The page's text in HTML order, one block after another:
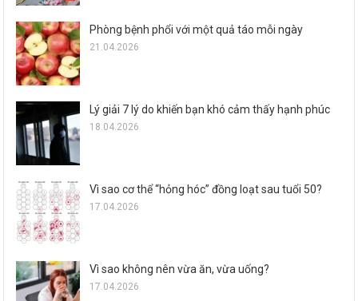
Phòng bệnh phổi với một quả táo mỗi ngày
21.04.2026
Lý giải 7 lý do khiến bạn khó cảm thấy hạnh phúc
18.04.2026
Vì sao cơ thể “hỏng hóc” đồng loạt sau tuổi 50?
17.04.2026
Vì sao không nên vừa ăn, vừa uống?
17.04.2026